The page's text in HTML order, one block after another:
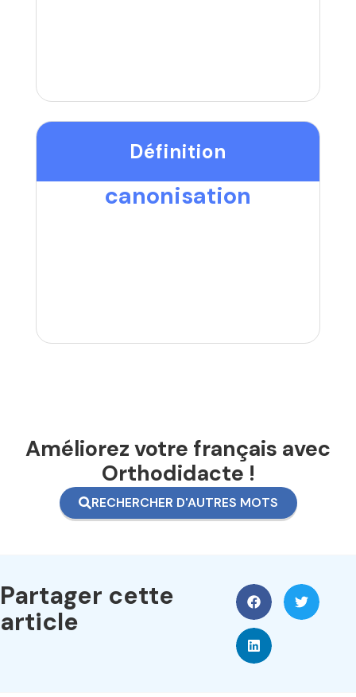
Définition
canonisation
Améliorez votre français avec
Orthodidacte !
RECHERCHER D'AUTRES MOTS
Partager cette
article